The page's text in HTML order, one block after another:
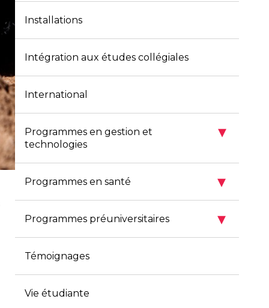
Installations
Intégration aux études collégiales
International
Programmes en gestion et
technologies
▾
Programmes en santé ▾
Programmes préuniversitaires ▾
Témoignages
Vie étudiante